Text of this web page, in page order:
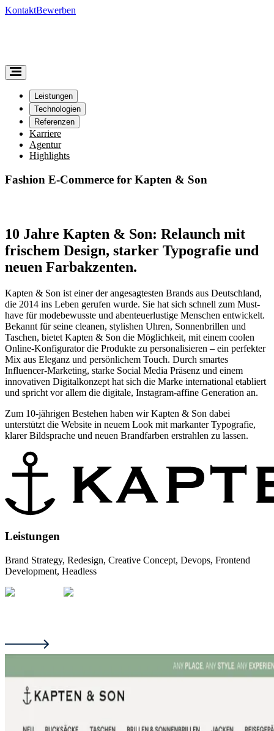
KontaktBewerben
Leistungen
Technologien
Referenzen
Karriere
Agentur
Highlights
Fashion E-Commerce for​ Kapten & Son
10 Jahre Kapten & Son: Relaunch mit
frischem Design, starker Typografie und
neuen Farbakzenten.
Kapten & Son ist einer der angesagtesten Brands aus Deutschland,
die 2014 ins Leben gerufen wurde. Sie hat sich schnell zum Must-
have für modebewusste und abenteuerlustige Menschen entwickelt.
Bekannt für seine cleanen, stylishen Uhren, Sonnenbrillen und
Taschen, bietet Kapten & Son die Möglichkeit, mit einem coolen
Online-Konfigurator die Produkte zu personalisieren – ein perfekter
Mix aus Eleganz und persönlichem Touch. Durch smartes
Influencer-Marketing, starke Social Media Präsenz und einem
innovativen Digitalkonzept hat sich die Marke international etabliert
und spricht vor allem die digitale, Instagram-affine Generation an.
Zum 10-jährigen Bestehen haben wir Kapten & Son dabei
unterstützt die Website in neuem Look mit markanter Typografie,
klarer Bildsprache und neuen Brandfarben erstrahlen zu lassen.
Leistungen
Brand Strategy, Redesign, Creative Concept, Devops, Frontend
Development, Headless